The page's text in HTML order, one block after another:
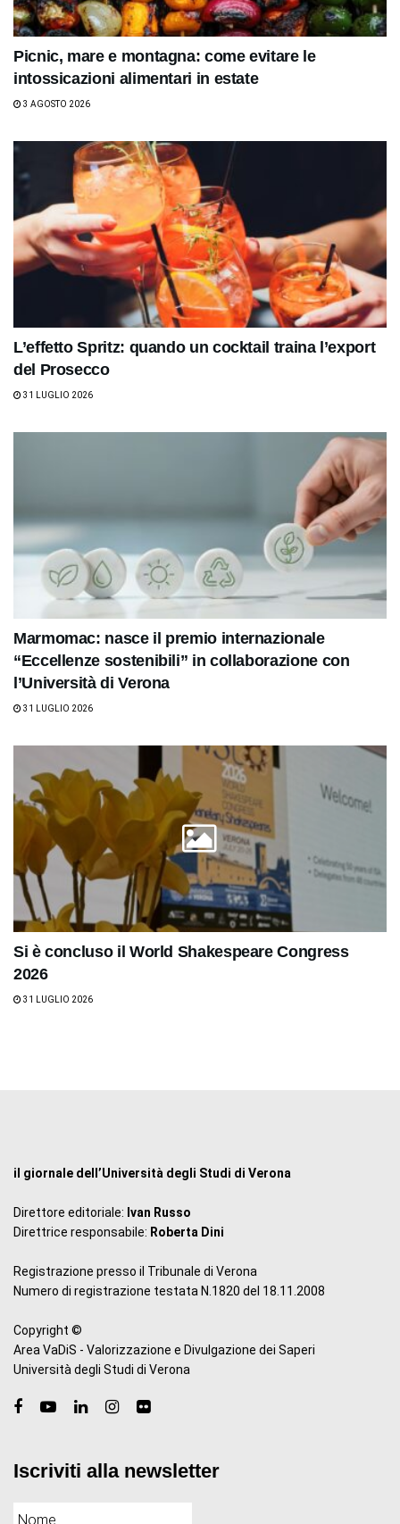
Picnic, mare e montagna: come evitare le
intossicazioni alimentari in estate
3 AGOSTO 2026
L’effetto Spritz: quando un cocktail traina l’export
del Prosecco
31 LUGLIO 2026
Marmomac: nasce il premio internazionale
“Eccellenze sostenibili” in collaborazione con
l’Università di Verona
31 LUGLIO 2026
Si è concluso il World Shakespeare Congress
2026
31 LUGLIO 2026
il giornale dell’Università degli Studi di Verona
Direttore editoriale: Ivan Russo
Direttrice responsabile: Roberta Dini
Registrazione presso il Tribunale di Verona
Numero di registrazione testata N.1820 del 18.11.2008
Copyright ©
Area VaDiS - Valorizzazione e Divulgazione dei Saperi
Università degli Studi di Verona
Iscriviti alla newsletter